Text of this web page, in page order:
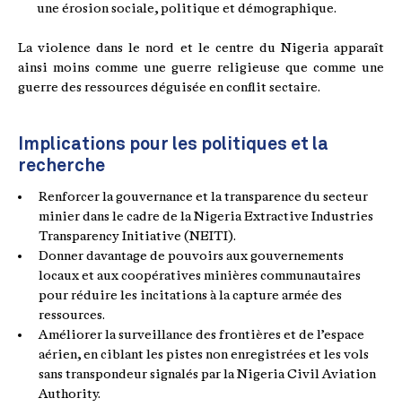
une érosion sociale, politique et démographique.
La violence dans le nord et le centre du Nigeria apparaît
ainsi moins comme une guerre religieuse que comme une
guerre des ressources déguisée en conflit sectaire.
Implications pour les politiques et la
recherche
Renforcer la gouvernance et la transparence du secteur
minier dans le cadre de la Nigeria Extractive Industries
Transparency Initiative (NEITI).
Donner davantage de pouvoirs aux gouvernements
locaux et aux coopératives minières communautaires
pour réduire les incitations à la capture armée des
ressources.
Améliorer la surveillance des frontières et de l’espace
aérien, en ciblant les pistes non enregistrées et les vols
sans transpondeur signalés par la Nigeria Civil Aviation
Authority.